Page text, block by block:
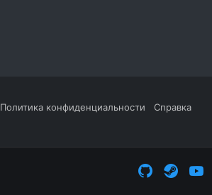
Политика конфиденциальности Справка